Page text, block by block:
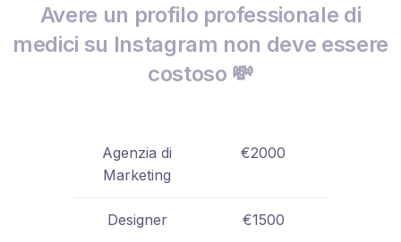
Avere un profilo professionale di
medici su Instagram non deve essere
costoso 💸
Agenzia di
Marketing
€2000
Designer €1500